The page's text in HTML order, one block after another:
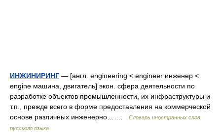
ИНЖИНИРИНГ — [англ. engineering < engineer инженер <
engine машина, двигатель] экон. сфера деятельности по
разработке объектов промышленности, их инфраструктуры и
т.п., прежде всего в форме предоставления на коммерческой
основе различных инженерно… …
Словарь иностранных слов
русского языка